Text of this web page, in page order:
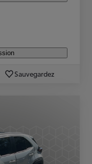
Sauvegardez